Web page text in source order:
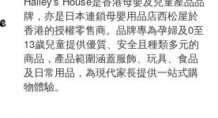
牌，亦是日本連鎖母嬰用品店西松屋於
香港的授權零售商。品牌專為孕婦及0至
13歲兒童提供優質、安全且種類多元的
商品，產品範圍涵蓋服飾、玩具、食品
及日常用品，為現代家長提供一站式購
物體驗。